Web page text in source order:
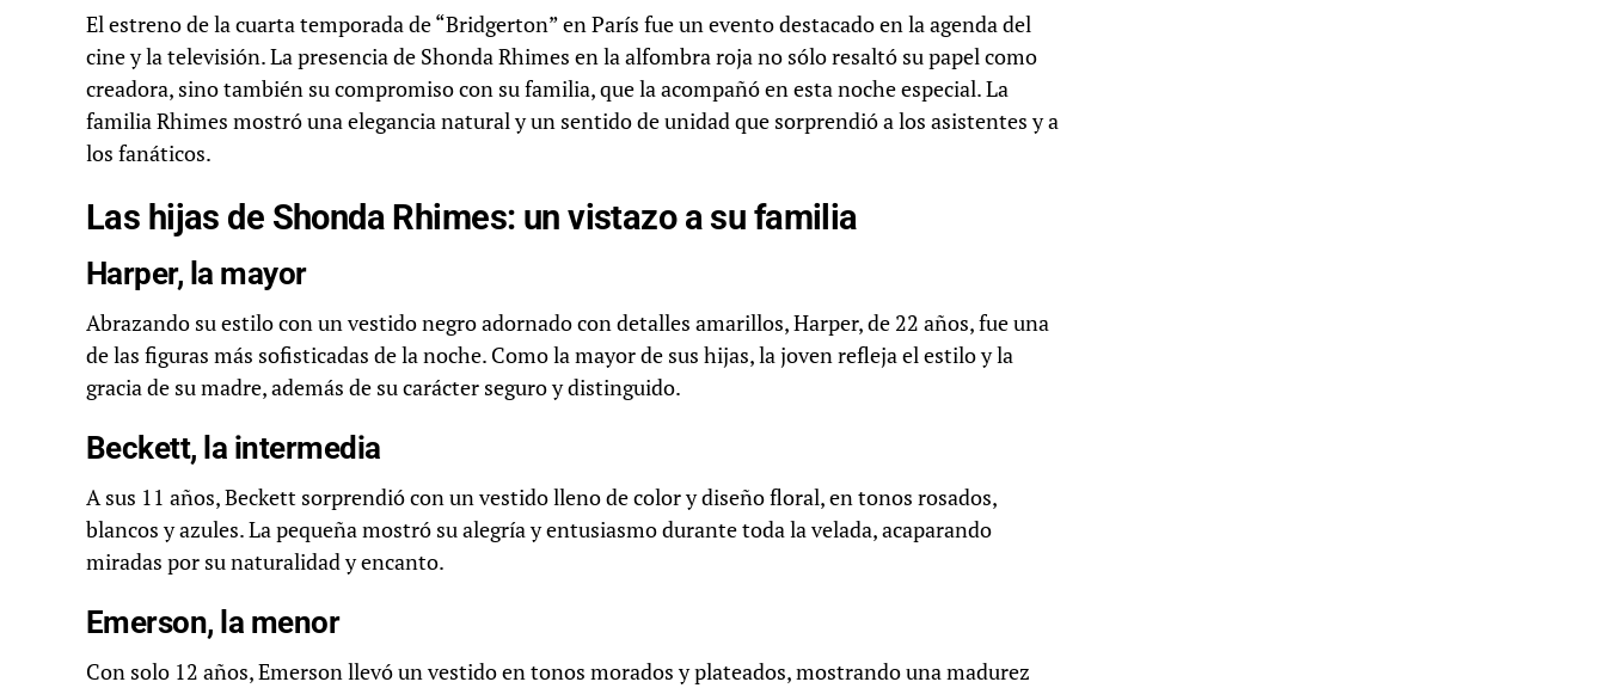
El estreno de la cuarta temporada de “Bridgerton” en París fue un evento destacado en la agenda del
cine y la televisión. La presencia de Shonda Rhimes en la alfombra roja no sólo resaltó su papel como
creadora, sino también su compromiso con su familia, que la acompañó en esta noche especial. La
familia Rhimes mostró una elegancia natural y un sentido de unidad que sorprendió a los asistentes y a
los fanáticos.
Las hijas de Shonda Rhimes: un vistazo a su familia
Harper, la mayor
Abrazando su estilo con un vestido negro adornado con detalles amarillos, Harper, de 22 años, fue una
de las figuras más sofisticadas de la noche. Como la mayor de sus hijas, la joven refleja el estilo y la
gracia de su madre, además de su carácter seguro y distinguido.
Beckett, la intermedia
A sus 11 años, Beckett sorprendió con un vestido lleno de color y diseño floral, en tonos rosados,
blancos y azules. La pequeña mostró su alegría y entusiasmo durante toda la velada, acaparando
miradas por su naturalidad y encanto.
Emerson, la menor
Con solo 12 años, Emerson llevó un vestido en tonos morados y plateados, mostrando una madurez